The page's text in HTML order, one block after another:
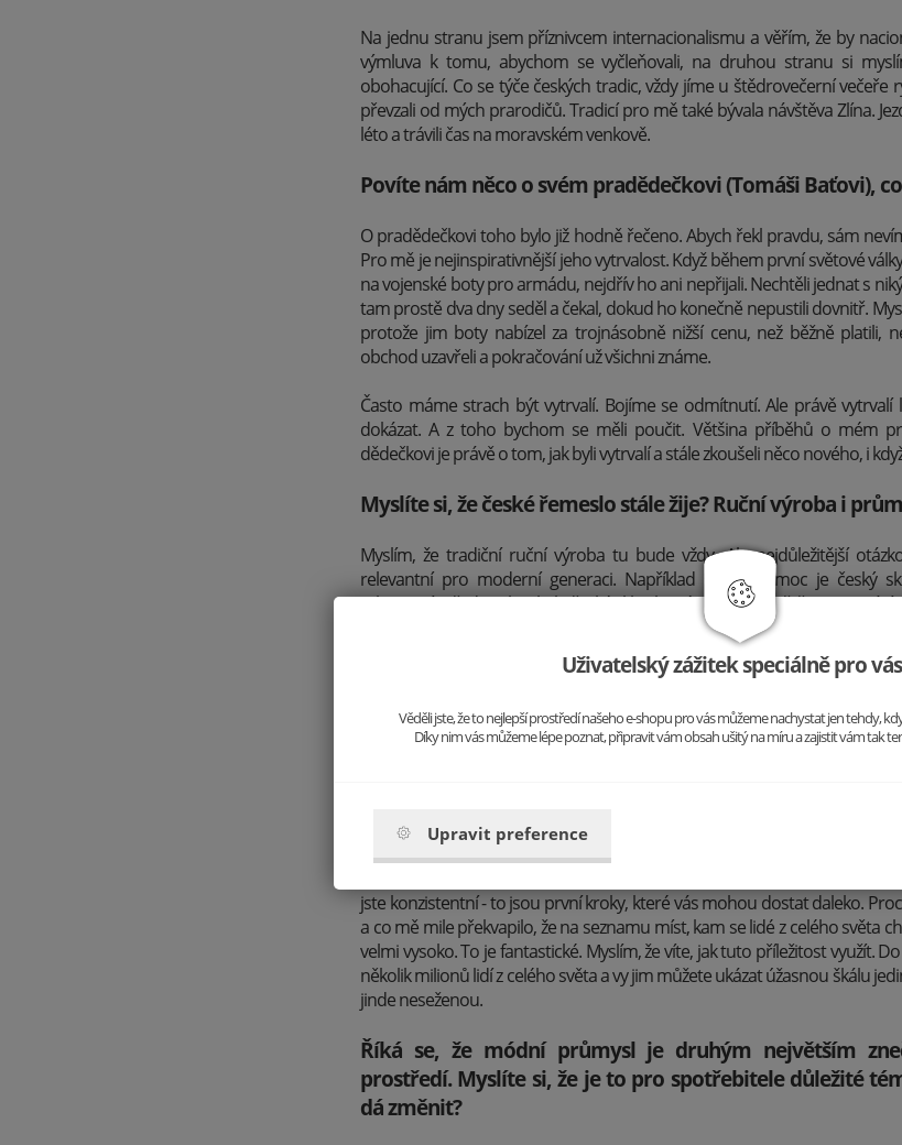
Na jednu stranu jsem příznivcem internacionalismu a věřím, že by
výmluva k tomu, abychom se vyčleňovali, na druhou stranu si
obohacující. Co se týče českých tradic, vždy jíme u štědrovečerní večeře
převzali od mých prarodičů. Tradicí pro mě také bývala návštěva Zlína.
léto a trávili čas na moravském venkově.
Povíte nám něco o svém pradědečkovi (Tomáši Baťovi),
O pradědečkovi toho bylo již hodně řečeno. Abych řekl pravdu, sám
Pro mě je nejinspirativnější jeho vytrvalost. Když během první světové
na vojenské boty pro armádu, nejdřív ho ani nepřijali. Nechtěli jednat s
tam prostě dva dny seděl a čekal, dokud ho konečně nepustili dovnitř.
protože jim boty nabízel za trojnásobně nižší cenu, než běžně platili,
obchod uzavřeli a pokračování už všichni známe.
Často máme strach být vytrvalí. Bojíme se odmítnutí. Ale právě
dokázat. A z toho bychom se měli poučit. Většina příběhů o mém
dědečkovi je právě o tom, jak byli vytrvalí a stále zkoušeli něco nového, i
Myslíte si, že české řemeslo stále žije? Ruční výroba i
Myslím, že tradiční ruční výroba tu bude vždy. Ale nejdůležitější
relevantní pro moderní generaci. Například sklo. Jak moc je český
relevantní? Před sto lety bylo české sklo slavné po celém světě. Dnes
Myslíte si, že silný příběh a inovace jsou pro značku
s levnějšími konkurenty nebo dovozem z Číny?
provedení - každý produkt musí mít svou jasnou specifikaci. A do třetice
musí být schopna prezentovat příběh, který je jedinečný a který je blízký
jste konzistentní - to jsou první kroky, které vás mohou dostat daleko.
a co mě mile překvapilo, že na seznamu míst, kam se lidé z celého světa
velmi vysoko. To je fantastické. Myslím, že víte, jak tuto příležitost využít.
několik milionů lidí z celého světa a vy jim můžete ukázat úžasnou škálu
jinde neseženou.
Říká se, že módní průmysl je druhým největším
prostředí. Myslíte si, že je to pro spotřebitele důležité
dá změnit?
Uživatelský zážitek speciálně pro
Věděli jste, že to nejlepší prostředí našeho e-shopu pro vás můžeme nachystat jen tehdy,
Díky nim vás můžeme lépe poznat, připravit vám obsah ušitý na míru a zajistit vám tak
Upravit preference